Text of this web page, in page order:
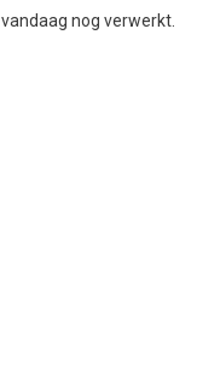
nog verwerkt.